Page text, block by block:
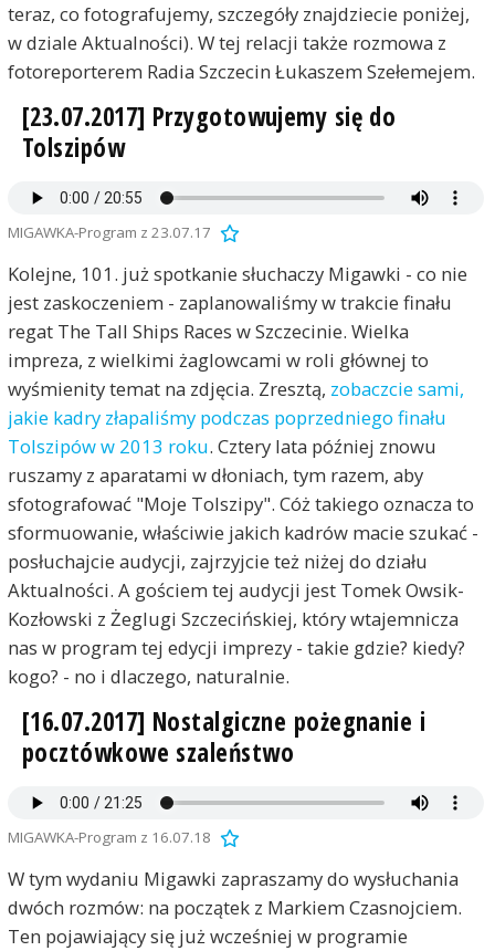
teraz, co fotografujemy, szczegóły znajdziecie poniżej,
w dziale Aktualności). W tej relacji także rozmowa z
fotoreporterem Radia Szczecin Łukaszem Szełemejem.
[23.07.2017] Przygotowujemy się do
Tolszipów
MIGAWKA-Program z 23.07.17
Kolejne, 101. już spotkanie słuchaczy Migawki - co nie
jest zaskoczeniem - zaplanowaliśmy w trakcie finału
regat The Tall Ships Races w Szczecinie. Wielka
impreza, z wielkimi żaglowcami w roli głównej to
wyśmienity temat na zdjęcia. Zresztą, zobaczcie sami,
jakie kadry złapaliśmy podczas poprzedniego finału
Tolszipów w 2013 roku. Cztery lata później znowu
ruszamy z aparatami w dłoniach, tym razem, aby
sfotografować "Moje Tolszipy". Cóż takiego oznacza to
sformuowanie, właściwie jakich kadrów macie szukać -
posłuchajcie audycji, zajrzyjcie też niżej do działu
Aktualności. A gościem tej audycji jest Tomek Owsik-
Kozłowski z Żeglugi Szczecińskiej, który wtajemnicza
nas w program tej edycji imprezy - takie gdzie? kiedy?
kogo? - no i dlaczego, naturalnie.
[16.07.2017] Nostalgiczne pożegnanie i
pocztówkowe szaleństwo
MIGAWKA-Program z 16.07.18
W tym wydaniu Migawki zapraszamy do wysłuchania
dwóch rozmów: na początek z Markiem Czasnojciem.
Ten pojawiający się już wcześniej w programie